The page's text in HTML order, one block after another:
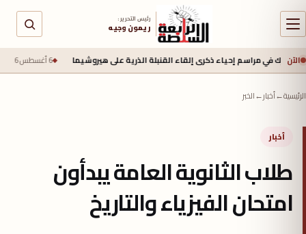
رئيس التحرير :
ريمون وجيه
الآن
مراسم إحياء ذكرى إلقاء القنبلة الذرية على هيروشيما 6 أغسطس 2026 - 6:50 ص
الرئيسية←أخبار←الخبر
أخبار
طلاب الثانوية العامة يبدأون
امتحان الفيزياء والتاريخ